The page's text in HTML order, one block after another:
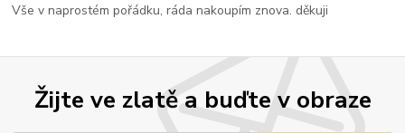
Žijte ve zlatě a buďte v obraze
Vše v naprostém pořádku, ráda nakoupím znova. děkuji